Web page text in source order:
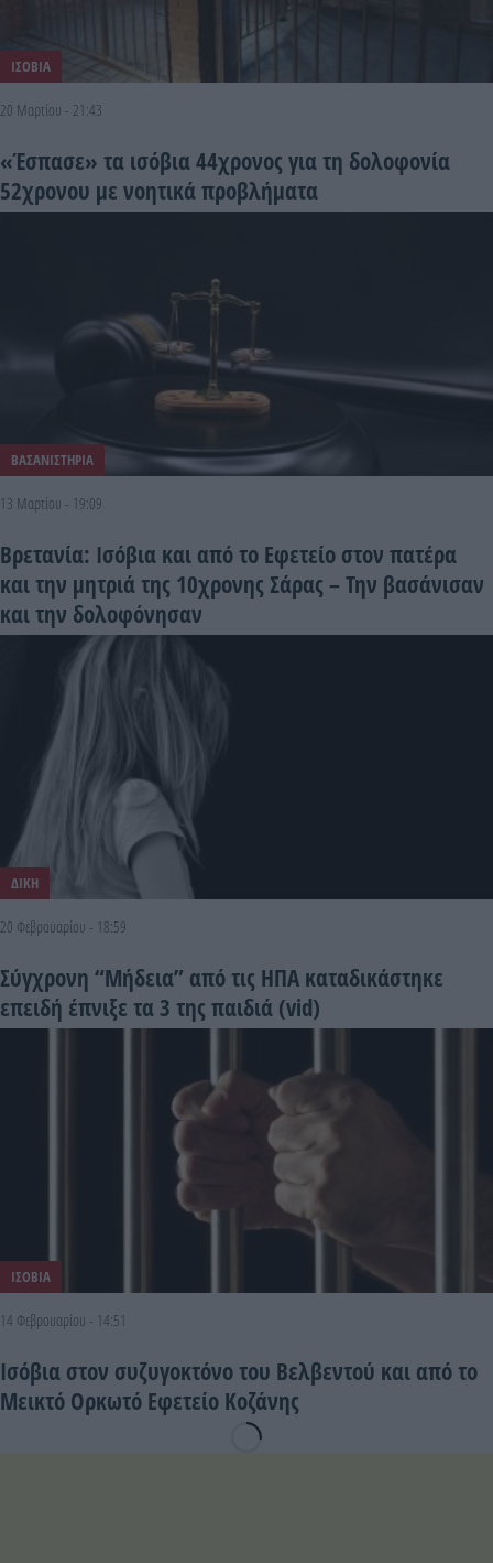
ΙΣΟΒΙΑ
20 Μαρτίου - 21:43
«Έσπασε» τα ισόβια 44χρονος για τη δολοφονία
52χρονου με νοητικά προβλήματα
ΒΑΣΑΝΙΣΤΗΡΙΑ
13 Μαρτίου - 19:09
Βρετανία: Ισόβια και από το Εφετείο στον πατέρα
και την μητριά της 10χρονης Σάρας – Την βασάνισαν
και την δολοφόνησαν
ΔΙΚΗ
20 Φεβρουαρίου - 18:59
Σύγχρονη “Μήδεια” από τις ΗΠΑ καταδικάστηκε
επειδή έπνιξε τα 3 της παιδιά (vid)
ΙΣΟΒΙΑ
14 Φεβρουαρίου - 14:51
Ισόβια στον συζυγοκτόνο του Βελβεντού και από το
Μεικτό Ορκωτό Εφετείο Κοζάνης